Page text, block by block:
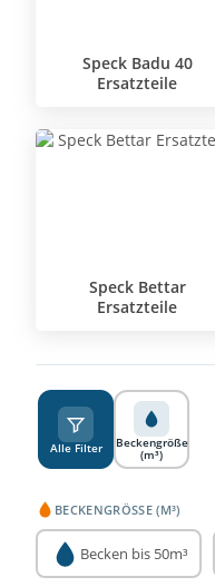
Speck Badu 40
Ersatzteile
Speck Bettar
Ersatzteile
A
Alle Filter Beckengröße
(m³)
BECKENGRÖSSE (M³)
Becken bis 50m³